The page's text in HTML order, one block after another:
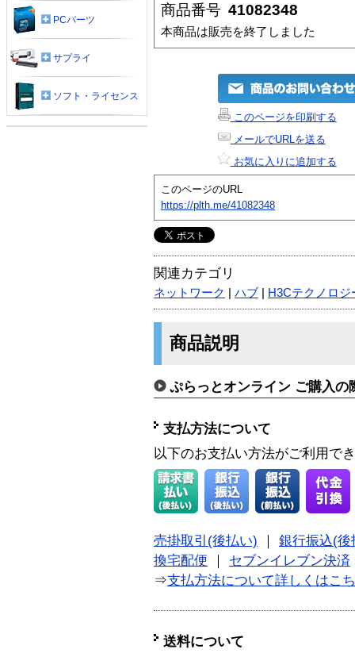
商品番号 41082348
本商品は販売を終了しました
このページを印刷する
メールでURLを送る
お気に入りに追加する
このページのURL
https://plth.me/41082348
関連カテゴリ
ネットワーク ハブ H3Cテクノロ
商品説明
ぷらっとオンライン ご購入の
支払方法について
以下のお支払い方法がご利用で
売掛取引(後払い)
銀行振込(後
換宅配便
セブンイレブン決済
⇒支払方法について詳しくはこ
送料について
PCパーツ
サプライ
ソフト・ライセンス